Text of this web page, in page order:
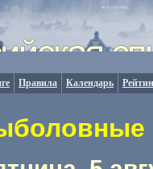
Правила Календарь